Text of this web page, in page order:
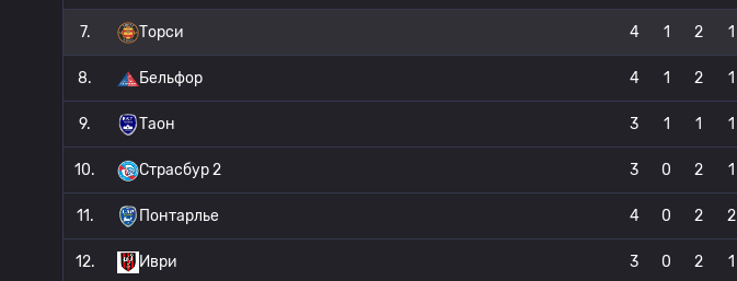
7. Торси 4 1 2 1
8. Бельфор 4 1 2 1
9. Таон 3 1 1 1
10. Страсбур 2 3 0 2 1
11. Понтарлье 4 0 2 2
12. Иври 3 0 2 1